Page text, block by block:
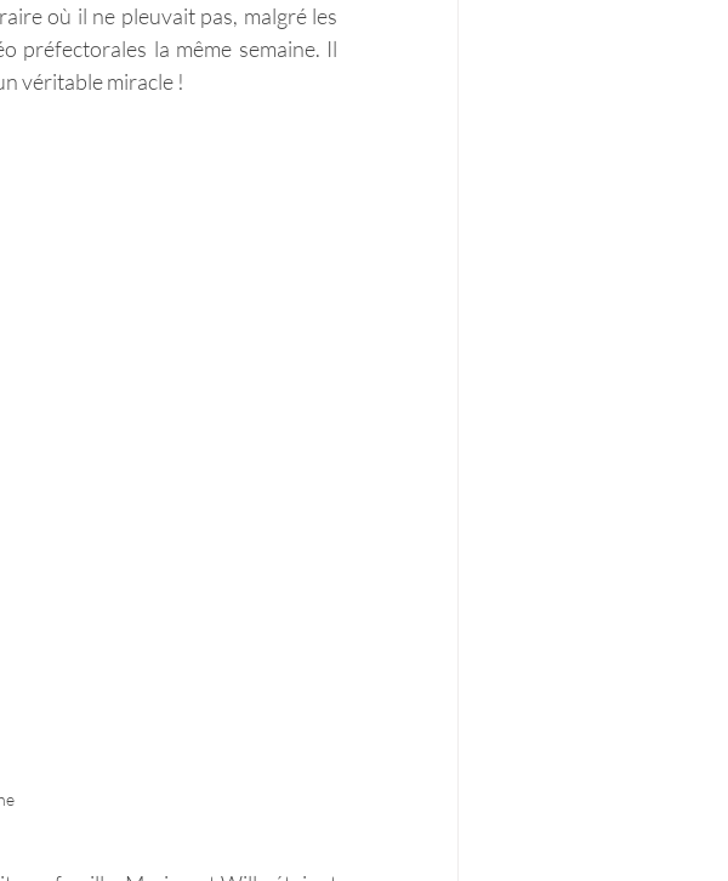
où il ne pleuvait pas, malgré les
préfectorales la même semaine. Il
véritable miracle !